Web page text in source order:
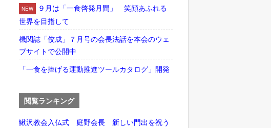
NEW
９月は「一食啓発月間」 笑顔あふれる
世界を目指して
機関誌「佼成」７月号の会長法話を本会のウェ
ブサイトで公開中
「一食を捧げる運動推進ツールカタログ」開発
閲覧ランキング
鰍沢教会入仏式 庭野会長 新しい門出を祝う